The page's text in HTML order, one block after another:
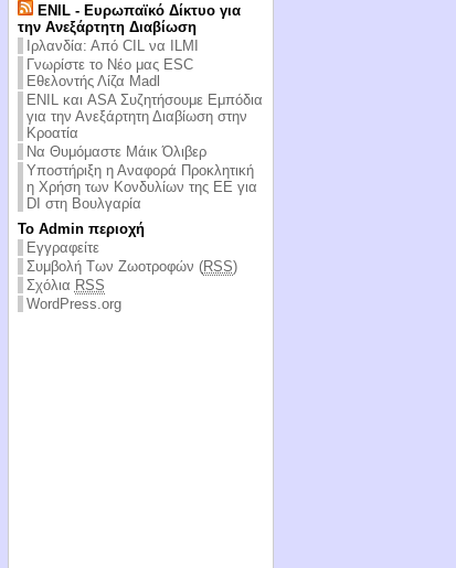
ENIL - Ευρωπαϊκό Δίκτυο για
την Ανεξάρτητη Διαβίωση
Ιρλανδία: Από CIL να ILMI
Γνωρίστε το Νέο μας ESC
Εθελοντής Λίζα Madl
ENIL και ASA Συζητήσουμε Εμπόδια
για την Ανεξάρτητη Διαβίωση στην
Κροατία
Να Θυμόμαστε Μάικ Όλιβερ
Υποστήριξη η Αναφορά Προκλητική
η Χρήση των Κονδυλίων της ΕΕ για
DI στη Βουλγαρία
Το Admin περιοχή
Εγγραφείτε
Συμβολή Των Ζωοτροφών (RSS)
Σχόλια RSS
WordPress.org